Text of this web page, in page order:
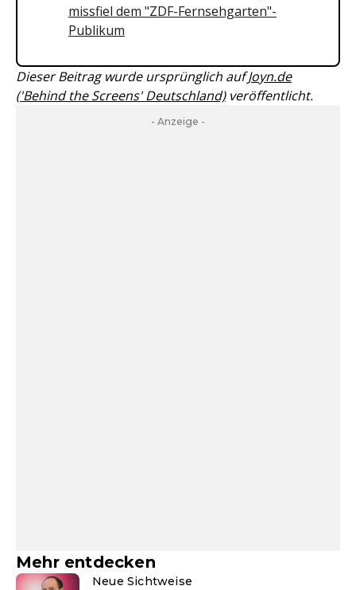
missfiel dem "ZDF-Fernsehgarten"-
Publikum
Dieser Beitrag wurde ursprünglich aufJoyn.de
('Behind the Screens' Deutschland)veröffentlicht.
- Anzeige -
Mehr entdecken
Neue Sichtweise